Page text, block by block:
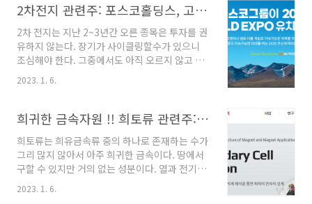
(National Space Commission)가 ..
보를 위한 투자와 연구가 활발해지고 있다. 차세
대 핵심재료인 리튬이온전지 양극 재료의 경쟁이
격화되고 있는 가운데, 세계의 선두 업체가 경쟁
이 치열한 분야인 2차 전지 재료분야에서 기술 격
차를 벌리기 위한 정부 지원책의 현활을 분석하
였다. 모바일 기기에 탑재되는 소형전지를 중심
위상이 크데 달라졌고, 나아가 전철화, 무선, 친환
경 등의..
2차전지 관련주: 포스코홀딩스, 고려아연주식회사
2차 전지는 지난 2~3년간 오른 종목은 투자를 권
유하지 않는다. 장기가 사이클링할수가 있으니
조심해야 한다. 그중에서도 아직 오르지 않고 좋
은 회사는 많다. 그러한 회사를 노려보자. 독점 장
비를 가지고있는 회사들 만나보자. 2차전지 소재
실리콘을 넣으면 주행거리가 엄청 늘어나고 성능
이 배로 늘어난다. 현재 대기업 중인 포르셰 타이
칸 차량에서 일부가 들어가서 사용 중인 걸로 알
고 있다. 2차 전지 광물기업도 눈여겨 봐야한다.
바로 철강기업이다. 2차 전지 광물사업하는 대형
철강회사들을 주목하자. POSCO홀딩스 회사는
2023. 1. 6.
희귀한 금속자원 !! 희토류 관련주: 노바텍, 티플랙스
희토류는 희유금속류 중의 하나로 존재하는 수가
그리 많지 않아서 아주 희귀한 금속이다. 땅에서
구할 수 있지만 거의 없는 성분이다. 열과 전기가
이며, 연간 12만 5000t 이상의 희토류를 소비하
2023. 1. 6.